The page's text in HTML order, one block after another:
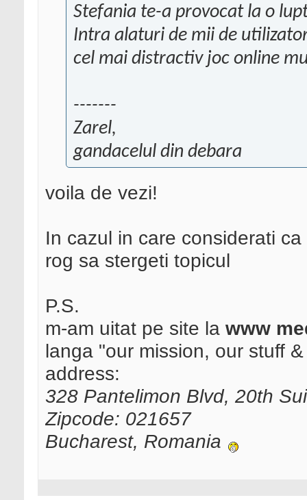
Stefania te-a provocat la o
Intra alaturi de mii de
cel mai distractiv joc online
-------
Zarel,
gandacelul din debara
voila de vezi!
In cazul in care considerati
rog sa stergeti topicul
P.S.
m-am uitat pe site la www
langa "our mission, our stuff
address:
328 Pantelimon Blvd, 20th
Zipcode: 021657
Bucharest, Romania